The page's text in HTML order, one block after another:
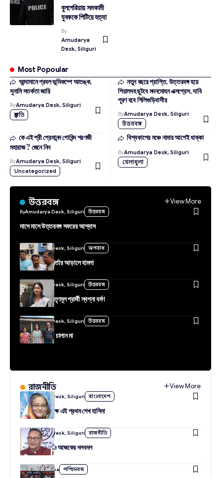
বুলগেরিয়ায় সমকামী
যুবককে পিটিয়ে হত্যা
By
Amudarya
Desk, Siliguri
Most Popoular
আন্দামানে প্রবল ভূমিকম্পে আতঙ্ক,
সুনামি সতর্কতা জারি
ByAmudarya Desk, Siliguri
প্রকৃতি
নতুন বছরে প্রাপ্তি, উত্তরবঙ্গ হয়ে
শিয়ালদহ ছুটবে মদনমোহন এক্সপ্রেস, দাবি
পূরণ হবে শিলিগুড়িবাসীর
ByAmudarya Desk, Siliguri
উত্তরবঙ্গ
কে এই শ্রী প্রেমানন্দ গোবিন্দ শরণজী
মহারাজ ? জেনে নিন
ByAmudarya Desk, Siliguri
Uncategorized
বিশ্বকাপের মঞ্চে নামার আগেই ধাক্কা
ByAmudarya Desk, Siliguri
খেলাধূলা
উত্তরবঙ্গ View More
ByAmudarya Desk, Siliguri উত্তরবঙ্গ
মাসে মাসে উত্তরবঙ্গ সফরের আশ্বাস
ByAmudarya Desk, Siliguri অপরাধ
বন্ধুত্বপূর্ণ কথাবার্তার আড়ালে হামলা
ByAmudarya Desk, Siliguri উত্তরবঙ্গ
হতাশ রাজগঞ্জের তৃণমূল প্রার্থী স্বপ্না বর্মণ
ByAmudarya Desk, Siliguri উত্তরবঙ্গ
বিড়ি বেঁধে সংসার চালান মা
রাজনীতি View More
ByAmudarya Desk, Siliguri বাংলাদেশ
দিল্লিতে জনসমক্ষে এই প্রথম শেখ হাসিনা
Amudarya Desk, Siliguri রাজনীতি
নেতাজির আদর্শ ও আজকের দলবদল
ByKishore Saha পশ্চিমবঙ্গ